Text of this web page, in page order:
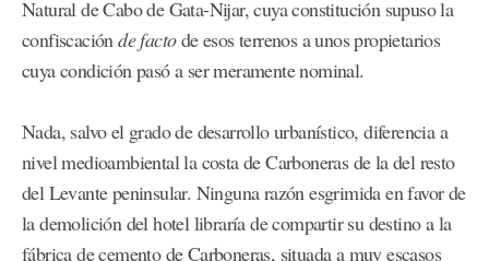
Natural de Cabo de Gata-Nijar, cuya constitución supuso la
confiscaciónde factode esos terrenos a unos propietarios
cuya condición pasó a ser meramente nominal.
Nada, salvo el grado de desarrollo urbanístico, diferencia a
nivel medioambiental la costa de Carboneras de la del resto
del Levante peninsular. Ninguna razón esgrimida en favor de
la demolición del hotel libraría de compartir su destino a la
fábrica de cemento de Carboneras, situada a muy escasos